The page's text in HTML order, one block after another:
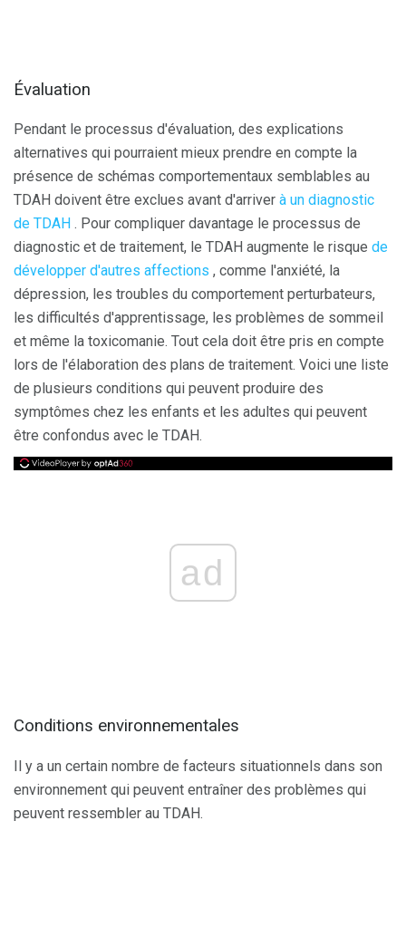
Évaluation
Pendant le processus d'évaluation, des explications
alternatives qui pourraient mieux prendre en compte la
présence de schémas comportementaux semblables au
TDAH doivent être exclues avant d'arriver à un diagnostic
de TDAH . Pour compliquer davantage le processus de
diagnostic et de traitement, le TDAH augmente le risque de
développer d'autres affections , comme l'anxiété, la
dépression, les troubles du comportement perturbateurs,
les difficultés d'apprentissage, les problèmes de sommeil
et même la toxicomanie. Tout cela doit être pris en compte
lors de l'élaboration des plans de traitement. Voici une liste
de plusieurs conditions qui peuvent produire des
symptômes chez les enfants et les adultes qui peuvent
être confondus avec le TDAH.
ad
Conditions environnementales
Il y a un certain nombre de facteurs situationnels dans son
environnement qui peuvent entraîner des problèmes qui
peuvent ressembler au TDAH.